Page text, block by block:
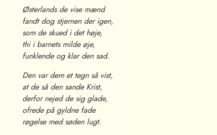
Østerlands de vise mænd
fandt dog stjernen der igen,
som de skued i det høje,
thi i barnets milde øje,
funklende og klar den sad.
Den var dem et tegn så vist,
at de så den sande Krist,
derfor nejed de sig glade,
ofrede på gyldne fade
røgelse med søden lugt.